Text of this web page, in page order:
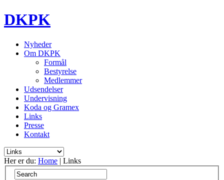
DKPK
Nyheder
Om DKPK
Formål
Bestyrelse
Medlemmer
Udsendelser
Undervisning
Koda og Gramex
Links
Presse
Kontakt
Her er du: Home | Links